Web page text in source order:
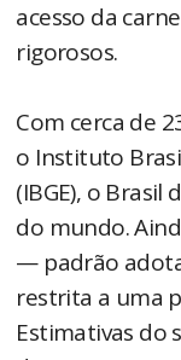
acesso da
rigorosos.
Com cerca de
o Instituto
(IBGE), o
do mundo.
— padrão
restrita a uma
Estimativas do